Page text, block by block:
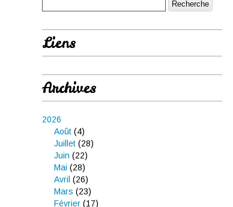
Liens
Archives
2026
Août (4)
Juillet (28)
Juin (22)
Mai (28)
Avril (26)
Mars (23)
Février (17)